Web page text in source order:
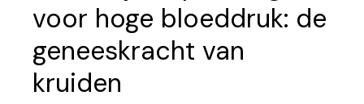
voor hoge bloeddruk: de
geneeskracht van
kruiden